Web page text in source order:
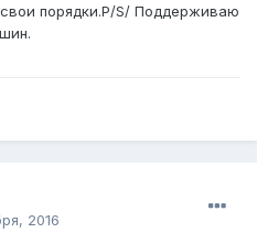
порядки.P/S/ Поддерживаю
2016